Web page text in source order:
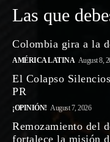
Las que
Colombia gira a la
AMÉRICA LATINA August 8,
El Colapso
PR
¡OPINIÓN! August 7, 2026
Remozamiento del
fortalece la misión